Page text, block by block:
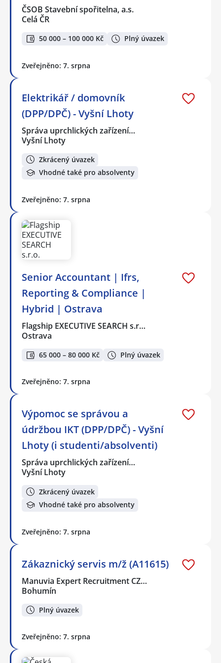
ČSOB Stavební spořitelna, a.s.
Celá ČR
50 000 – 100 000 Kč Plný úvazek
Zveřejněno: 7. srpna
Elektrikář / domovník
(DPP/DPČ) - Vyšní Lhoty
Správa uprchlických zařízení…
Vyšní Lhoty
Zkrácený úvazek
Vhodné také pro absolventy
Zveřejněno: 7. srpna
Senior Accountant | Ifrs,
Reporting & Compliance |
Hybrid | Ostrava
Flagship EXECUTIVE SEARCH s.r…
Ostrava
65 000 – 80 000 Kč Plný úvazek
Zveřejněno: 7. srpna
Výpomoc se správou a
údržbou IKT (DPP/DPČ) - Vyšní
Lhoty (i studenti/absolventi)
Správa uprchlických zařízení…
Vyšní Lhoty
Zkrácený úvazek
Vhodné také pro absolventy
Zveřejněno: 7. srpna
Zákaznický servis m/ž (A11615)
Manuvia Expert Recruitment CZ…
Bohumín
Plný úvazek
Zveřejněno: 7. srpna